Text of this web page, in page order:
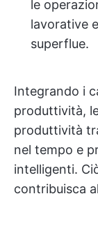
le
lavorative
superflue.
Integrando i
produttività,
produttività
nel tempo e
intelligenti.
contribuisca